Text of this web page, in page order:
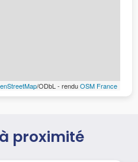
/ODbL - renduOSM France
proximité